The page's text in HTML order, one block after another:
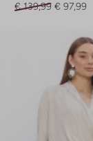
€ 139,99 € 97,99